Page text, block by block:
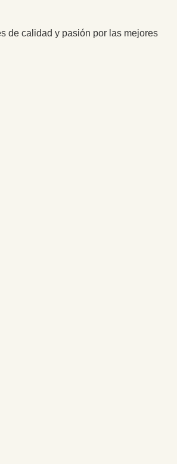
de calidad y pasión por las mejores